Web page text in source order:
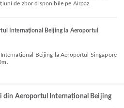
de zbor disponibile pe Airpaz.
Internațional Beijing la Aeroportul
din Aeroportul Internațional Beijing